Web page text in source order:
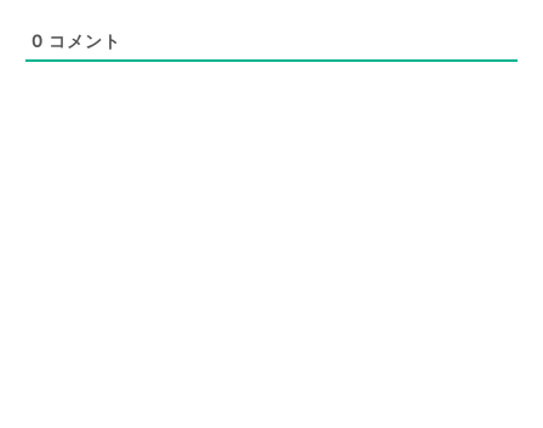
0 コメント